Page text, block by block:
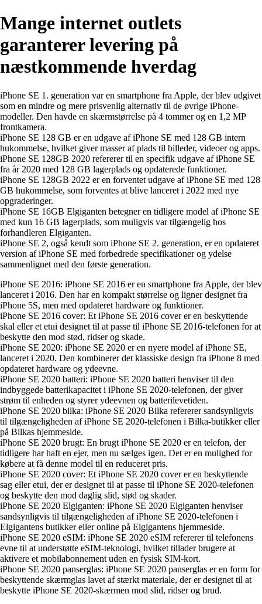
Mange internet outlets
garanterer levering på
næstkommende hverdag
iPhone SE 1. generation var en smartphone fra Apple, der blev udgivet
som en mindre og mere prisvenlig alternativ til de øvrige iPhone-
modeller. Den havde en skærmstørrelse på 4 tommer og en 1,2 MP
frontkamera.
iPhone SE 128 GB er en udgave af iPhone SE med 128 GB intern
hukommelse, hvilket giver masser af plads til billeder, videoer og apps.
iPhone SE 128GB 2020 refererer til en specifik udgave af iPhone SE
fra år 2020 med 128 GB lagerplads og opdaterede funktioner.
iPhone SE 128GB 2022 er en forventet udgave af iPhone SE med 128
GB hukommelse, som forventes at blive lanceret i 2022 med nye
opgraderinger.
iPhone SE 16GB Elgiganten betegner en tidligere model af iPhone SE
med kun 16 GB lagerplads, som muligvis var tilgængelig hos
forhandleren Elgiganten.
iPhone SE 2, også kendt som iPhone SE 2. generation, er en opdateret
version af iPhone SE med forbedrede specifikationer og ydelse
sammenlignet med den første generation.
iPhone SE 2016: iPhone SE 2016 er en smartphone fra Apple, der blev
lanceret i 2016. Den har en kompakt størrelse og ligner designet fra
iPhone 5S, men med opdateret hardware og funktioner.
iPhone SE 2016 cover: Et iPhone SE 2016 cover er en beskyttende
skal eller et etui designet til at passe til iPhone SE 2016-telefonen for at
beskytte den mod stød, ridser og skade.
iPhone SE 2020: iPhone SE 2020 er en nyere model af iPhone SE,
lanceret i 2020. Den kombinerer det klassiske design fra iPhone 8 med
opdateret hardware og ydeevne.
iPhone SE 2020 batteri: iPhone SE 2020 batteri henviser til den
indbyggede batterikapacitet i iPhone SE 2020-telefonen, der giver
strøm til enheden og styrer ydeevnen og batterilevetiden.
iPhone SE 2020 bilka: iPhone SE 2020 Bilka refererer sandsynligvis
til tilgængeligheden af iPhone SE 2020-telefonen i Bilka-butikker eller
på Bilkas hjemmeside.
iPhone SE 2020 brugt: En brugt iPhone SE 2020 er en telefon, der
tidligere har haft en ejer, men nu sælges igen. Det er en mulighed for
købere at få denne model til en reduceret pris.
iPhone SE 2020 cover: Et iPhone SE 2020 cover er en beskyttende
sag eller etui, der er designet til at passe til iPhone SE 2020-telefonen
og beskytte den mod daglig slid, stød og skader.
iPhone SE 2020 Elgiganten: iPhone SE 2020 Elgiganten henviser
sandsynligvis til tilgængeligheden af iPhone SE 2020-telefonen i
Elgigantens butikker eller online på Elgigantens hjemmeside.
iPhone SE 2020 eSIM: iPhone SE 2020 eSIM refererer til telefonens
evne til at understøtte eSIM-teknologi, hvilket tillader brugere at
aktivere et mobilabonnement uden en fysisk SIM-kort.
iPhone SE 2020 panserglas: iPhone SE 2020 panserglas er en form for
beskyttende skærmglas lavet af stærkt materiale, der er designet til at
beskytte iPhone SE 2020-skærmen mod slid, ridser og brud.